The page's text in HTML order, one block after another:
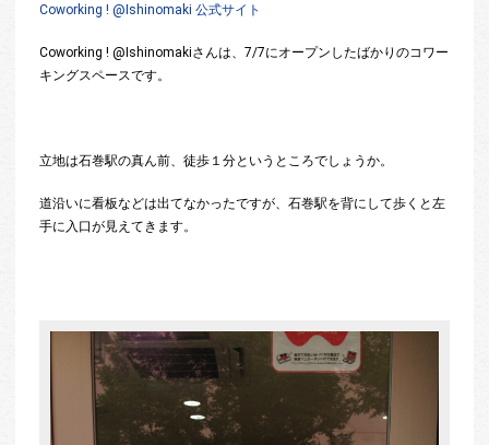
Coworking ! @Ishinomaki 公式サイト
Coworking ! @Ishinomakiさんは、7/7にオープンしたばかりのコワー
キングスペースです。
立地は石巻駅の真ん前、徒歩１分というところでしょうか。
道沿いに看板などは出てなかったですが、石巻駅を背にして歩くと左
手に入口が見えてきます。